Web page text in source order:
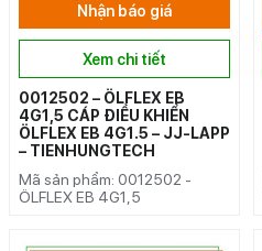
Nhận báo giá
Xem chi tiết
0012502 – ÖLFLEX EB
4G1,5 CÁP ĐIỀU KHIỂN
ÖLFLEX EB 4G1.5 – JJ-LAPP
– TIENHUNGTECH
Mã sản phẩm: 0012502 -
ÖLFLEX EB 4G1,5